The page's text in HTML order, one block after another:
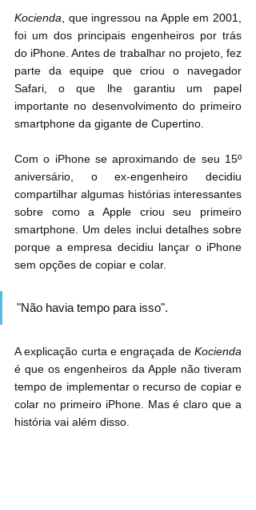
Kocienda , que ingressou na Apple em 2001,
foi um dos principais engenheiros por trás
do iPhone. Antes de trabalhar no projeto, fez
parte da equipe que criou o navegador
Safari, o que lhe garantiu um papel
importante no desenvolvimento do primeiro
smartphone da gigante de Cupertino.
Com o iPhone se aproximando de seu 15º
aniversário, o ex-engenheiro decidiu
compartilhar algumas histórias interessantes
sobre como a Apple criou seu primeiro
smartphone. Um deles inclui detalhes sobre
porque a empresa decidiu lançar o iPhone
sem opções de copiar e colar.
"Não havia tempo para isso".
A explicação curta e engraçada de Kocienda
é que os engenheiros da Apple não tiveram
tempo de implementar o recurso de copiar e
colar no primeiro iPhone. Mas é claro que a
história vai além disso.